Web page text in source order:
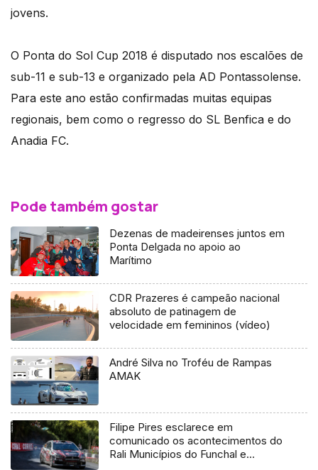
jovens.
O Ponta do Sol Cup 2018 é disputado nos escalões de
sub-11 e sub-13 e organizado pela AD Pontassolense.
Para este ano estão confirmadas muitas equipas
regionais, bem como o regresso do SL Benfica e do
Anadia FC.
Pode também gostar
Dezenas de madeirenses juntos em
Ponta Delgada no apoio ao
Marítimo
CDR Prazeres é campeão nacional
absoluto de patinagem de
velocidade em femininos (vídeo)
André Silva no Troféu de Rampas
AMAK
Filipe Pires esclarece em
comunicado os acontecimentos do
Rali Municípios do Funchal e